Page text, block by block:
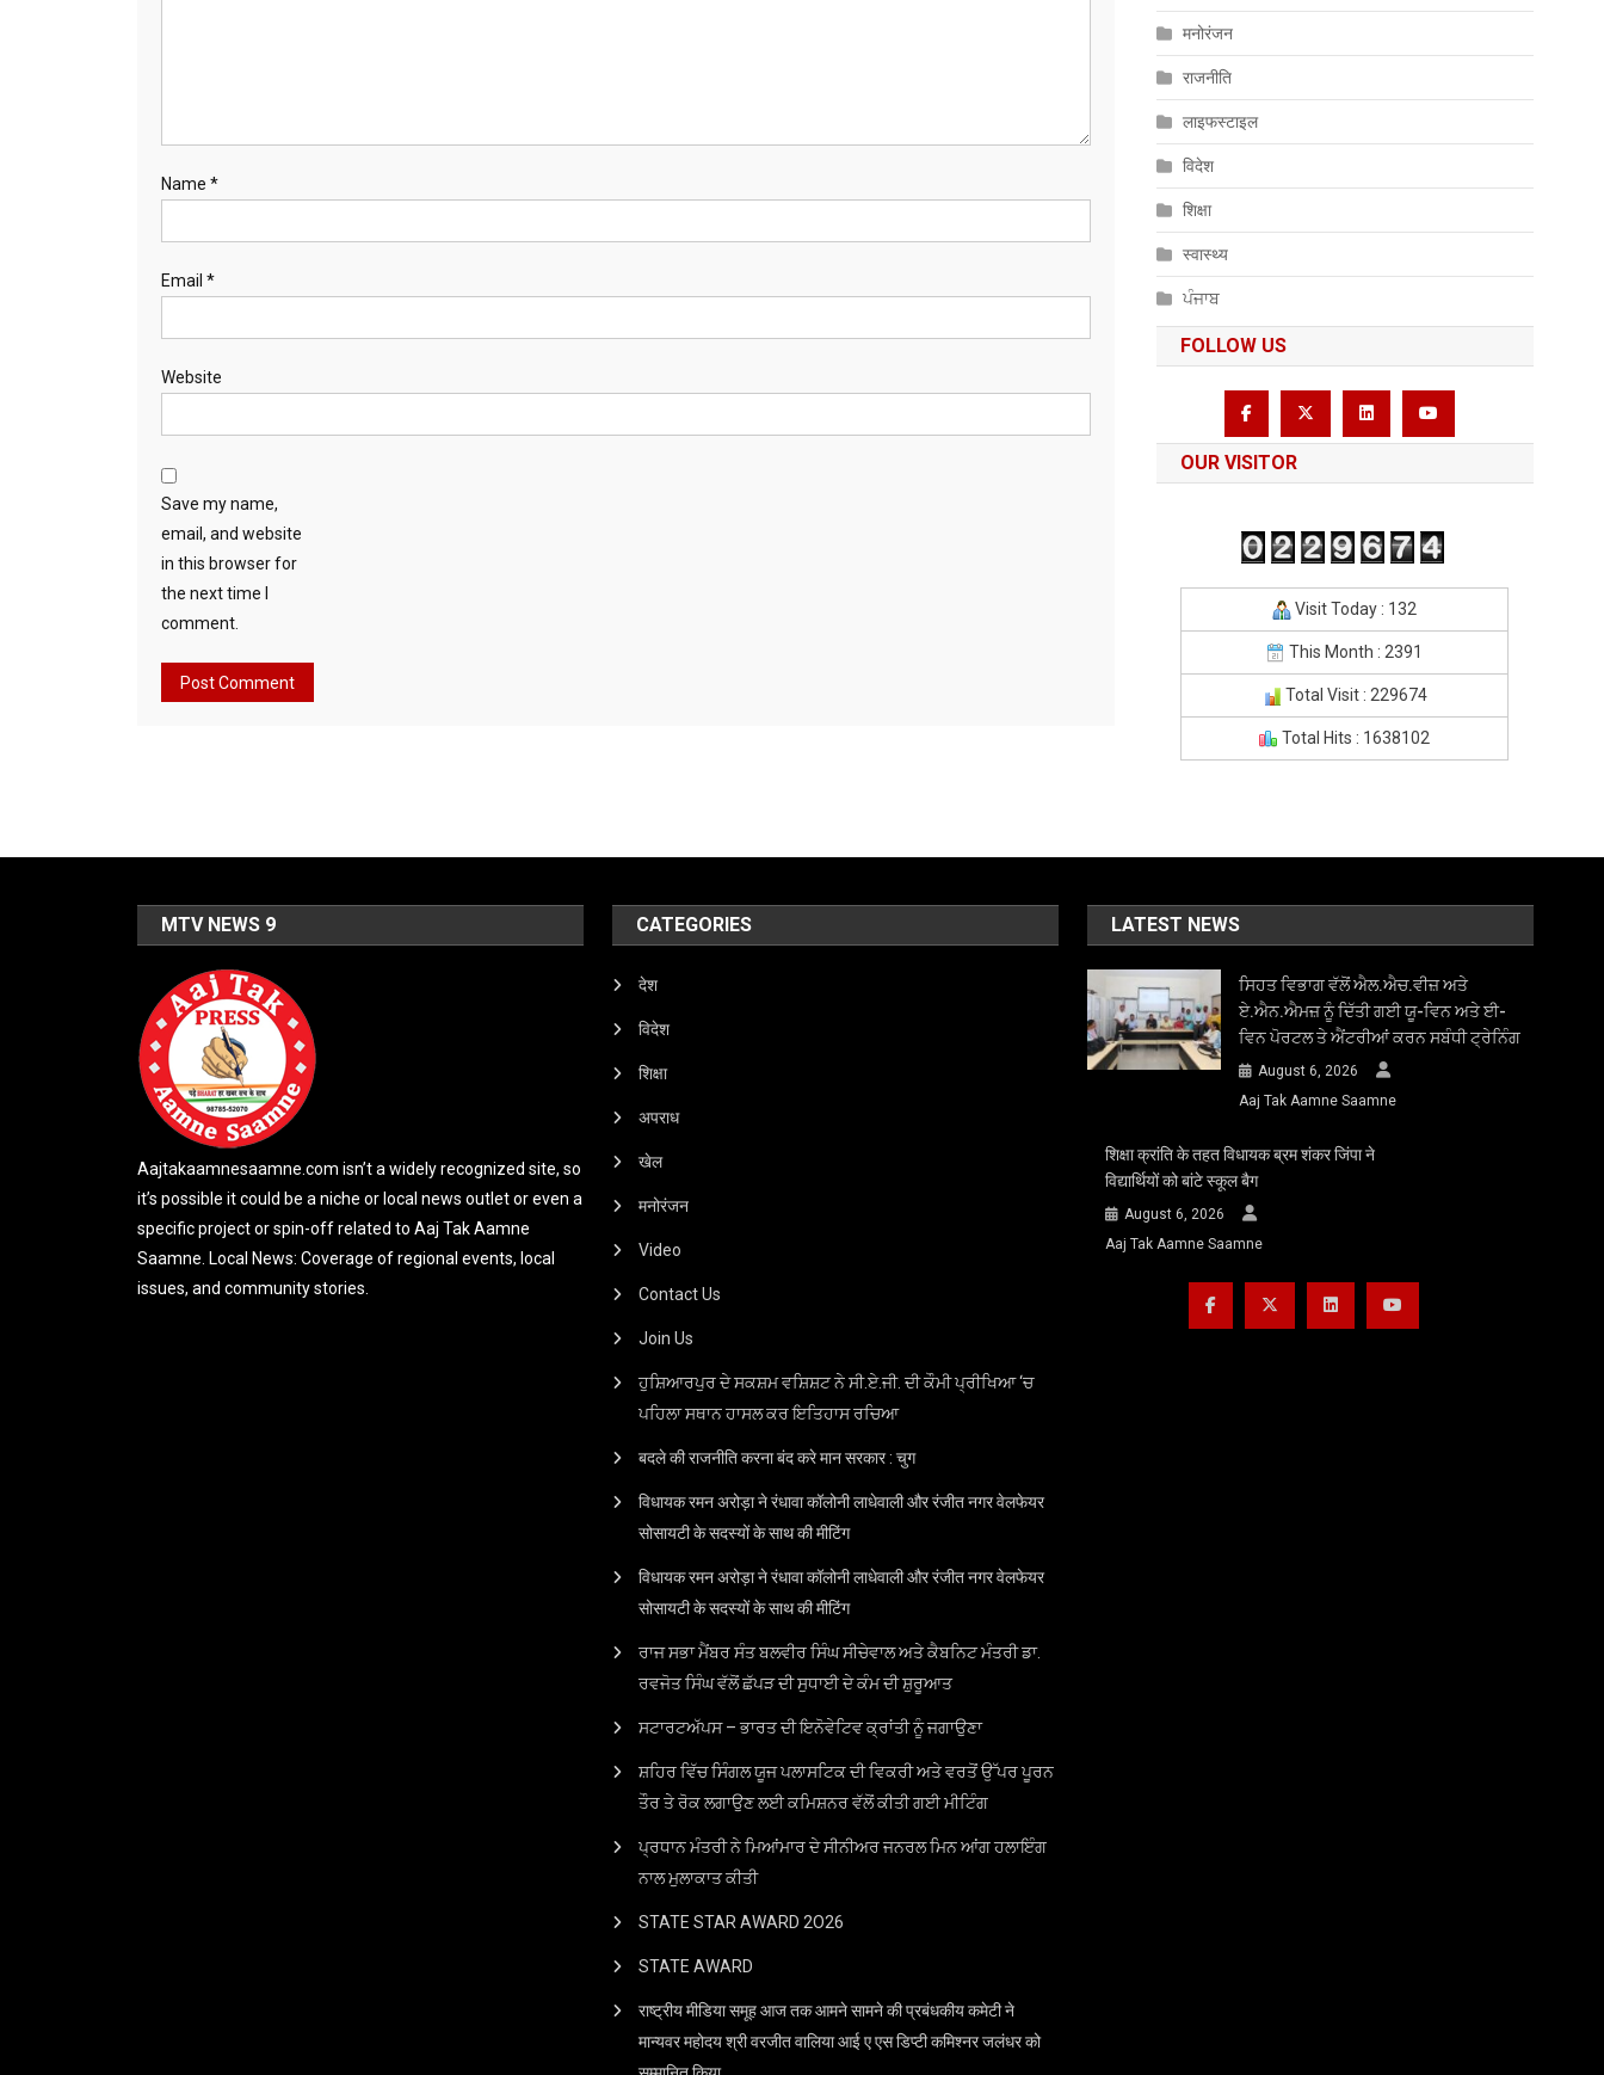
Name *
Email *
Website
Save my name,
email, and website
in this browser for
the next time I
comment.
मनोरंजन
राजनीति
लाइफस्टाइल
विदेश
शिक्षा
स्वास्थ्य
ਪੰਜਾਬ
FOLLOW US
OUR VISITOR
Visit Today : 132
This Month : 2391
Total Visit : 229674
Total Hits : 1638102
MTV NEWS 9
Aajtakaamnesaamne.com isn’t a widely recognized site, so
it’s possible it could be a niche or local news outlet or even a
specific project or spin-off related to Aaj Tak Aamne
Saamne. Local News: Coverage of regional events, local
issues, and community stories.
CATEGORIES
देश
विदेश
शिक्षा
अपराध
खेल
मनोरंजन
Video
Contact Us
Join Us
ਹੁਸ਼ਿਆਰਪੁਰ ਦੇ ਸਕਸ਼ਮ ਵਸ਼ਿਸ਼ਟ ਨੇ ਸੀ.ਏ.ਜੀ. ਦੀ ਕੌਮੀ ਪ੍ਰੀਖਿਆ ‘ਚ
ਪਹਿਲਾ ਸਥਾਨ ਹਾਸਲ ਕਰ ਇਤਿਹਾਸ ਰਚਿਆ
बदले की राजनीति करना बंद करे मान सरकार : चुग
विधायक रमन अरोड़ा ने रंधावा कॉलोनी लाधेवाली और रंजीत नगर वेलफेयर
सोसायटी के सदस्यों के साथ की मीटिंग
विधायक रमन अरोड़ा ने रंधावा कॉलोनी लाधेवाली और रंजीत नगर वेलफेयर
सोसायटी के सदस्यों के साथ की मीटिंग
ਰਾਜ ਸਭਾ ਮੈਂਬਰ ਸੰਤ ਬਲਵੀਰ ਸਿੰਘ ਸੀਚੇਵਾਲ ਅਤੇ ਕੈਬਨਿਟ ਮੰਤਰੀ ਡਾ.
ਰਵਜੋਤ ਸਿੰਘ ਵੱਲੋਂ ਛੱਪੜ ਦੀ ਸੁਧਾਈ ਦੇ ਕੰਮ ਦੀ ਸ਼ੁਰੂਆਤ
ਸਟਾਰਟਅੱਪਸ – ਭਾਰਤ ਦੀ ਇਨੋਵੇਟਿਵ ਕ੍ਰਾਂਤੀ ਨੂੰ ਜਗਾਉਣਾ
ਸ਼ਹਿਰ ਵਿੱਚ ਸਿੰਗਲ ਯੂਜ ਪਲਾਸਟਿਕ ਦੀ ਵਿਕਰੀ ਅਤੇ ਵਰਤੋਂ ਉੱਪਰ ਪੂਰਨ
ਤੌਰ ਤੇ ਰੋਕ ਲਗਾਉਣ ਲਈ ਕਮਿਸ਼ਨਰ ਵੱਲੋਂ ਕੀਤੀ ਗਈ ਮੀਟਿੰਗ
ਪ੍ਰਧਾਨ ਮੰਤਰੀ ਨੇ ਮਿਆਂਮਾਰ ਦੇ ਸੀਨੀਅਰ ਜਨਰਲ ਮਿਨ ਆਂਗ ਹਲਾਇੰਗ
ਨਾਲ ਮੁਲਾਕਾਤ ਕੀਤੀ
STATE STAR AWARD 2O26
STATE AWARD
राष्ट्रीय मीडिया समूह आज तक आमने सामने की प्रबंधकीय कमेटी ने
मान्यवर महोदय श्री वरजीत वालिया आई ए एस डिप्टी कमिश्नर जलंधर को
LATEST NEWS
ਸਿਹਤ ਵਿਭਾਗ ਵੱਲੋਂ ਐਲ.ਐਚ.ਵੀਜ਼ ਅਤੇ
ਏ.ਐਨ.ਐਮਜ਼ ਨੂੰ ਦਿੱਤੀ ਗਈ ਯੂ-ਵਿਨ ਅਤੇ ਈ-
ਵਿਨ ਪੋਰਟਲ ਤੇ ਐਂਟਰੀਆਂ ਕਰਨ ਸਬੰਧੀ ਟ੍ਰੇਨਿੰਗ
August 6, 2026
Aaj Tak Aamne Saamne
शिक्षा क्रांति के तहत विधायक ब्रम शंकर जिंपा ने
विद्यार्थियों को बांटे स्कूल बैग
August 6, 2026
Aaj Tak Aamne Saamne